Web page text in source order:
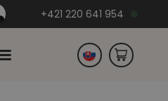
+421 220 641 954